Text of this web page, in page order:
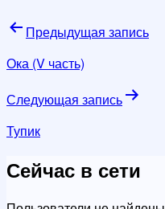
Навигация
по
Предыдущая запись
Ока (V часть)
Следующая запись
Тупик
Сейчас в сети